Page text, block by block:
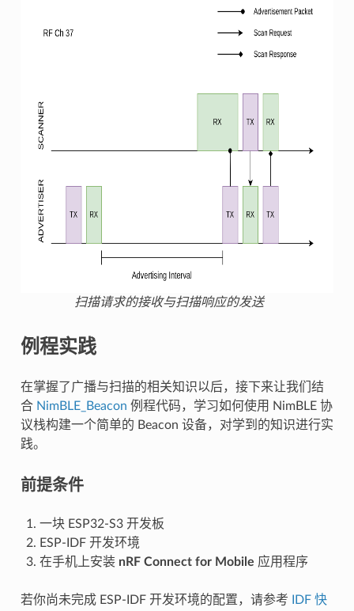
扫描请求的接收与扫描响应的发送
例程实践
在掌握了广播与扫描的相关知识以后，接下来让我们结
合 NimBLE_Beacon 例程代码，学习如何使用 NimBLE 协
议栈构建一个简单的 Beacon 设备，对学到的知识进行实
践。
前提条件
一块 ESP32-S3 开发板
ESP-IDF 开发环境
在手机上安装 nRF Connect for Mobile 应用程序
若你尚未完成 ESP-IDF 开发环境的配置，请参考
IDF 快